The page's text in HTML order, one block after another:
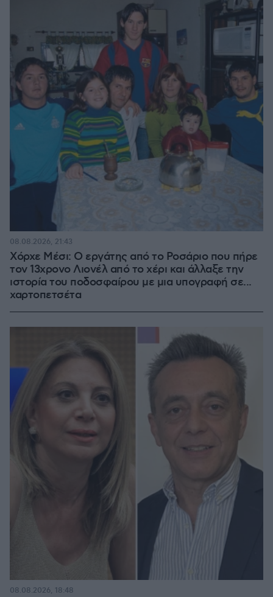
Χόρχε Μέσι: Ο εργάτης από το Ροσάριο που πήρε
τον 13χρονο Λιονέλ από το χέρι και άλλαξε την
ιστορία του ποδοσφαίρου με μια υπογραφή σε...
χαρτοπετσέτα
08.08.2026, 21:43
08.08.2026, 18:48